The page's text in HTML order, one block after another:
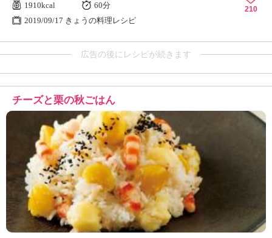
1910kcal
60分
2019/09/17 きょうの料理レシピ
210
広告の後にレシピが続きます
チーズと栗の秋ごはん